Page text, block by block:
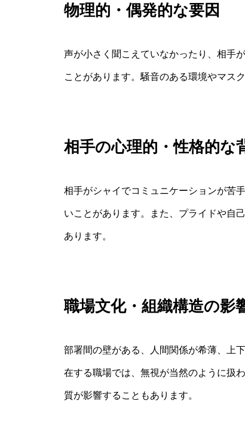
物理的・偶発的な要因
声が小さく聞こえていなかったり、相手
ことがあります。騒音のある環境やマス
相手の心理的・性格的な
相手がシャイでコミュニケーションが苦
いことがあります。また、プライドや自
あります。
職場文化・組織構造の影
部署間の壁がある、人間関係が希薄、上
在する職場では、無視が当然のように扱
質が影響することもあります。